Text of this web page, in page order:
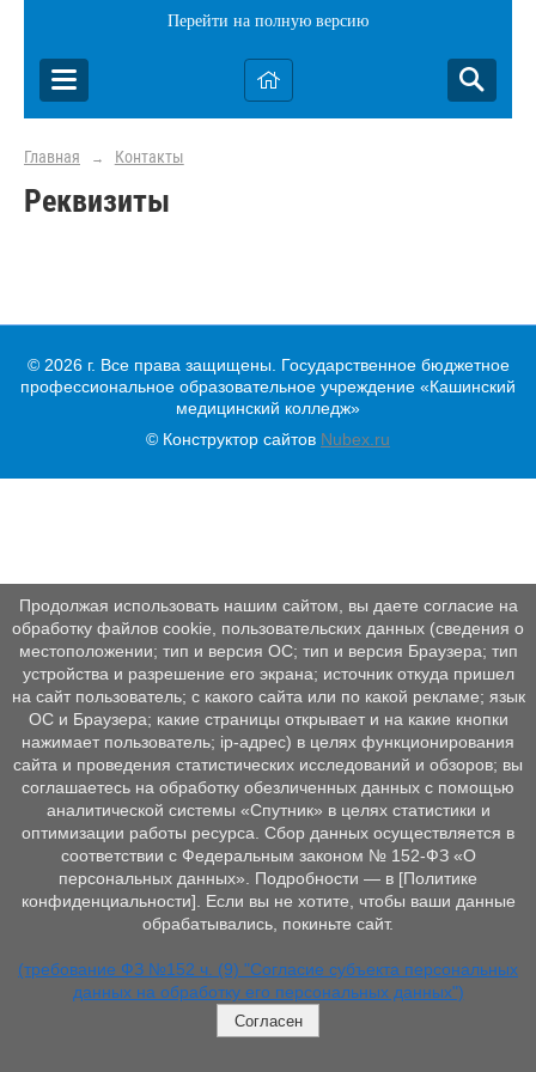
Перейти на полную версию
Главная → Контакты
Реквизиты
© 2026 г. Все права защищены. Государственное бюджетное
профессиональное образовательное учреждение «Кашинский
медицинский колледж»
© Конструктор сайтов Nubex.ru
Продолжая использовать нашим сайтом, вы даете согласие на
обработку файлов cookie, пользовательских данных (сведения о
местоположении; тип и версия ОС; тип и версия Браузера; тип
устройства и разрешение его экрана; источник откуда пришел
на сайт пользователь; с какого сайта или по какой рекламе; язык
ОС и Браузера; какие страницы открывает и на какие кнопки
нажимает пользователь; ip-адрес) в целях функционирования
сайта и проведения статистических исследований и обзоров; вы
соглашаетесь на обработку обезличенных данных с помощью
аналитической системы «Спутник» в целях статистики и
оптимизации работы ресурса. Сбор данных осуществляется в
соответствии с Федеральным законом № 152‑ФЗ «О
персональных данных». Подробности — в [Политике
конфиденциальности]. Если вы не хотите, чтобы ваши данные
обрабатывались, покиньте сайт.
(требование ФЗ №152 ч. (9) "Согласие субъекта персональных
данных на обработку его персональных данных")
Согласен